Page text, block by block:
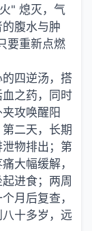
" 熄灭，气
腹水与肿
要重新点燃
四逆汤，搭
之药，同时
攻唤醒阳
二天，长期
物排出；第
大幅缓解，
进食；两周
月后复查，
十多岁，远